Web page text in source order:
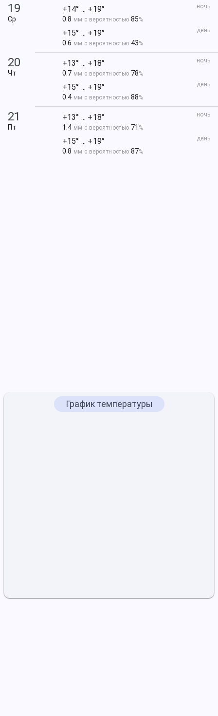
19
Ср
ночь
+14° ... +19°
0.8 мм с вероятностью85%
день
+15° ... +19°
0.6 мм с вероятностью 43%
20
Чт
ночь
+13° ... +18°
0.7 мм с вероятностью 78%
день
+15° ... +19°
0.4 мм с вероятностью88%
21
Пт
ночь
+13° ... +18°
1.4 мм с вероятностью 71 %
день
+15° ... +19°
0.8 мм с вероятностью87%
График температуры